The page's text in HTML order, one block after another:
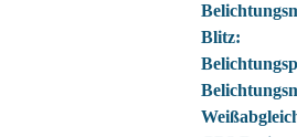
Blitz: